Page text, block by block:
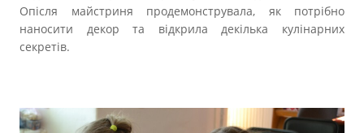
Опісля майстриня продемонструвала, як потрібно
наносити декор та відкрила декілька кулінарних
секретів.